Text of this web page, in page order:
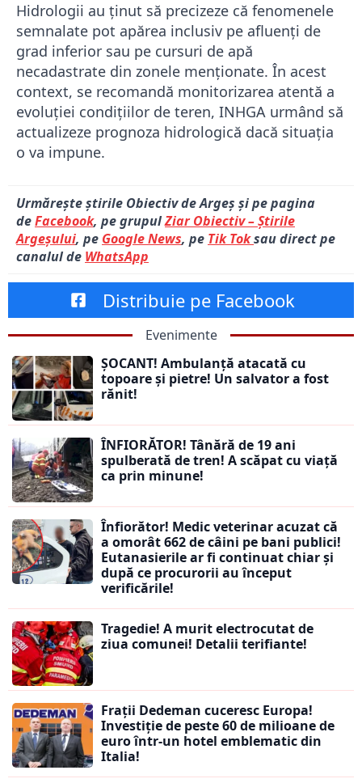
Hidrologii au ținut să precizeze că fenomenele
semnalate pot apărea inclusiv pe afluenți de
grad inferior sau pe cursuri de apă
necadastrate din zonele menționate. În acest
context, se recomandă monitorizarea atentă a
evoluției condițiilor de teren, INHGA urmând să
actualizeze prognoza hidrologică dacă situația
o va impune.
Urmărește știrile Obiectiv de Argeș și pe pagina
deFacebook, pe grupulZiar Obiectiv – Știrile
Argeșului, pe Google News, pe Tik Toksau direct pe
canalul de WhatsApp
Distribuie pe Facebook
Evenimente
ȘOCANT! Ambulanță atacată cu
topoare și pietre! Un salvator a fost
rănit!
ÎNFIORĂTOR! Tânără de 19 ani
spulberată de tren! A scăpat cu viață
ca prin minune!
Înfiorător! Medic veterinar acuzat că
a omorât 662 de câini pe bani publici!
Eutanasierile ar fi continuat chiar și
după ce procurorii au început
verificările!
Tragedie! A murit electrocutat de
ziua comunei! Detalii terifiante!
Frații Dedeman cuceresc Europa!
Investiție de peste 60 de milioane de
euro într-un hotel emblematic din
Italia!